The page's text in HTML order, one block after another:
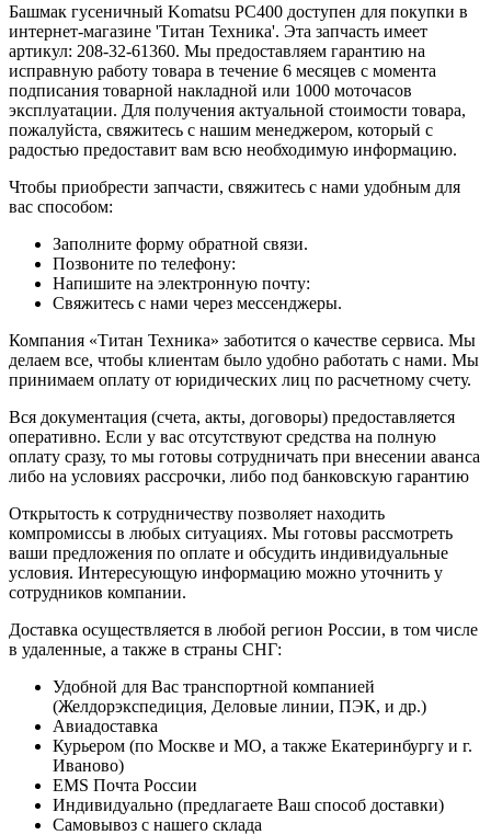
Башмак гусеничный Komatsu PC400 доступен для покупки в
интернет-магазине 'Титан Техника'. Эта запчасть имеет
артикул: 208-32-61360. Мы предоставляем гарантию на
исправную работу товара в течение 6 месяцев с момента
подписания товарной накладной или 1000 моточасов
эксплуатации. Для получения актуальной стоимости товара,
пожалуйста, свяжитесь с нашим менеджером, который с
радостью предоставит вам всю необходимую информацию.
Чтобы приобрести запчасти, свяжитесь с нами удобным для
вас способом:
Заполните форму обратной связи.
Позвоните по телефону:
Напишите на электронную почту:
Свяжитесь с нами через мессенджеры.
Компания «Титан Техника» заботится о качестве сервиса. Мы
делаем все, чтобы клиентам было удобно работать с нами. Мы
принимаем оплату от юридических лиц по расчетному счету.
Вся документация (счета, акты, договоры) предоставляется
оперативно. Если у вас отсутствуют средства на полную
оплату сразу, то мы готовы сотрудничать при внесении аванса
либо на условиях рассрочки, либо под банковскую гарантию
Открытость к сотрудничеству позволяет находить
компромиссы в любых ситуациях. Мы готовы рассмотреть
ваши предложения по оплате и обсудить индивидуальные
условия. Интересующую информацию можно уточнить у
сотрудников компании.
Доставка осуществляется в любой регион России, в том числе
в удаленные, а также в страны СНГ:
Удобной для Вас транспортной компанией
(Желдорэкспедиция, Деловые линии, ПЭК, и др.)
Авиадоставка
Курьером (по Москве и МО, а также Екатеринбургу и г.
Иваново)
EMS Почта России
Индивидуально (предлагаете Ваш способ доставки)
Самовывоз с нашего склада